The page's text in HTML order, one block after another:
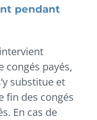
pendant
congés payés,
substitue et
fin des congés
En cas de